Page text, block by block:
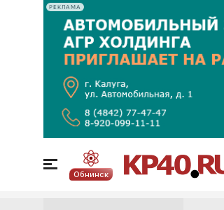
РЕКЛАМА
Обнинск